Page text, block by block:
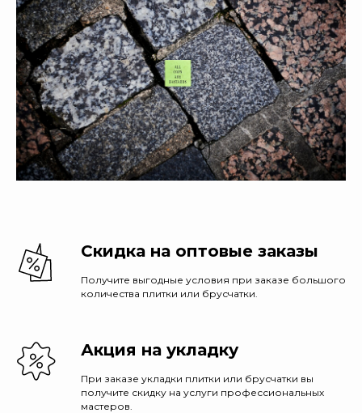
Скидка на оптовые заказы
Получите выгодные условия при заказе большого
количества плитки или брусчатки.
Акция на укладку
При заказе укладки плитки или брусчатки вы
получите скидку на услуги профессиональных
мастеров.